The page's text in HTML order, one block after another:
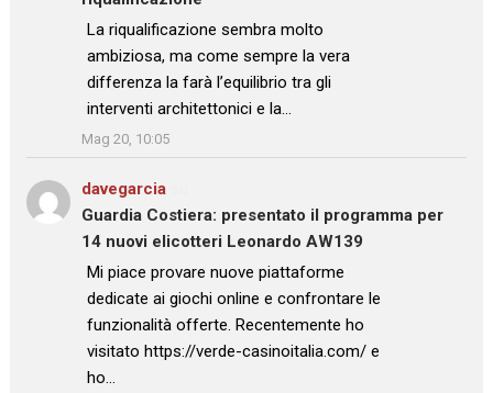
: “La riqualificazione sembra molto
ambiziosa, ma come sempre la vera
differenza la farà l’equilibrio tra gli
interventi architettonici e la…
”
Mag 20, 10:05
davegarcia
Guardia Costiera: presentato il programma per
14 nuovi elicotteri Leonardo AW139
: “
Mi piace provare nuove piattaforme
dedicate ai giochi online e confrontare le
funzionalità offerte. Recentemente ho
visitato https://verde-casinoitalia.com/ e
ho…
”